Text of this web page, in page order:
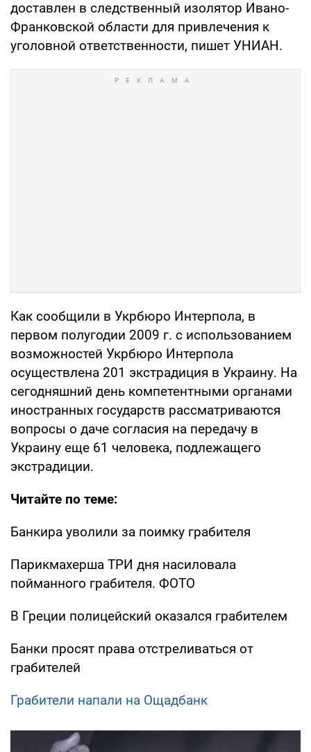
доставлен в следственный изолятор Ивано-
Франковской области для привлечения к
уголовной ответственности, пишет УНИАН.
Как сообщили в Укрбюро Интерпола, в
первом полугодии 2009 г. с использованием
возможностей Укрбюро Интерпола
осуществлена 201 экстрадиция в Украину. На
сегодняшний день компетентными органами
иностранных государств рассматриваются
вопросы о даче согласия на передачу в
Украину еще 61 человека, подлежащего
экстрадиции.
Читайте по теме:
Банкира уволили за поимку грабителя
Парикмахерша ТРИ дня насиловала
пойманного грабителя. ФОТО
В Греции полицейский оказался грабителем
Банки просят права отстреливаться от
грабителей
Грабители напали на Ощадбанк